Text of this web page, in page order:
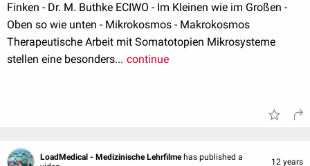
Finken - Dr. M. Buthke ECIWO - Im Kleinen wie im Großen -
Oben so wie unten - Mikrokosmos - Makrokosmos
Therapeutische Arbeit mit Somatotopien Mikrosysteme
stellen eine besonders... continue
LoadMedical - Medizinische Lehrfilme has published a
12 years